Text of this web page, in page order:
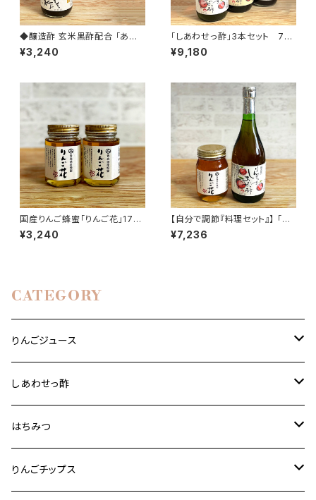
◆醸造酢 玄米黒酢配合 「あ～
しあわせっ酢」 720ml 定期便
送料無料
¥3,240
「しあわせっ酢」3本セット 720
ml×3本
¥9,180
国産りんご蜂蜜「りんご花」170
ml × 2本セット
¥3,240
【自分で調節『料理セット』】 「し
あわせっ酢（りんご酢100%）72
0ml+りんご花(580g)」
¥7,236
CATEGORY
りんごジュース
りんご道 1000ml 2本セット
りんご道 1000ml 3本セット
りんご道 1000ml 6本セット
しあわせっ酢
りんごっす しあわせっ酢」（はちみつ入り）
「りんごっす しあわせっ酢」（りんご酢100%） 720ml
はちみつ
はちみつ 580g
りんごチップス